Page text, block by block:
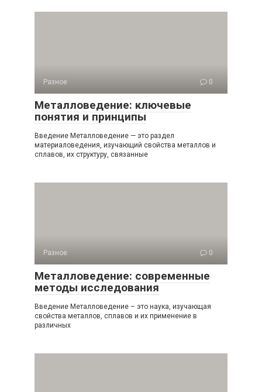
Разное 0
Металловедение: ключевые
понятия и принципы
Введение Металловедение — это раздел
материаловедения, изучающий свойства металлов и
сплавов, их структуру, связанные
Разное 0
Металловедение: современные
методы исследования
Введение Металловедение – это наука, изучающая
свойства металлов, сплавов и их применение в
различных